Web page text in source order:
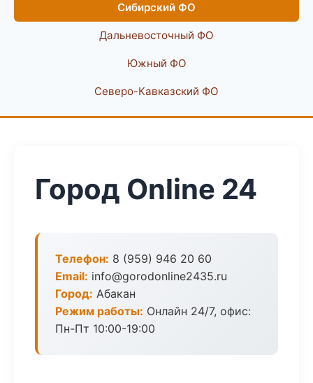
Сибирский ФО
Дальневосточный ФО
Южный ФО
Северо-Кавказский ФО
Город Online 24
Телефон: 8 (959) 946 20 60
Email: info@gorodonline2435.ru
Город: Абакан
Режим работы: Онлайн 24/7, офис:
Пн-Пт 10:00-19:00